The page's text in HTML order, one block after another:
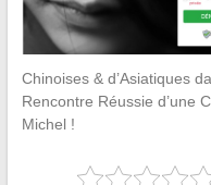
Chinoises & d’Asiatiques
Rencontre Réussie d’une
Michel !